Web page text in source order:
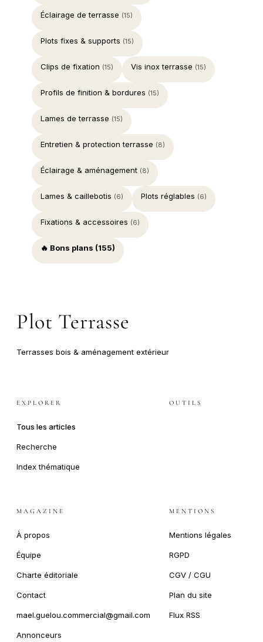
Éclairage de terrasse (15)
Plots fixes & supports (15)
Clips de fixation (15) Vis inox terrasse (15)
Profils de finition & bordures (15)
Lames de terrasse (15)
Entretien & protection terrasse (8)
Éclairage & aménagement (8)
Lames & caillebotis (6) Plots réglables (6)
Fixations & accessoires (6)
🔥 Bons plans (155)
Plot Terrasse
Terrasses bois & aménagement extérieur
EXPLORER
Tous les articles
Recherche
Index thématique
OUTILS
MAGAZINE
À propos
Équipe
Charte éditoriale
Contact
mael.guelou.commercial@gmail.com
Annonceurs
MENTIONS
Mentions légales
RGPD
CGV / CGU
Plan du site
Flux RSS